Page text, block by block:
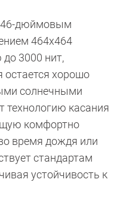
дюймовым
464х464
3000 нит,
хорошо
солнечными
технологию касания
комфортно
время дождя или
стандартам
устойчивость к